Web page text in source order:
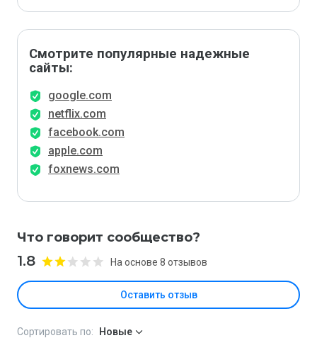
Смотрите популярные надежные
сайты:
google.com
netflix.com
facebook.com
apple.com
foxnews.com
Что говорит сообщество?
1.8 На основе 8 отзывов
Оставить отзыв
Сортировать по: Новые